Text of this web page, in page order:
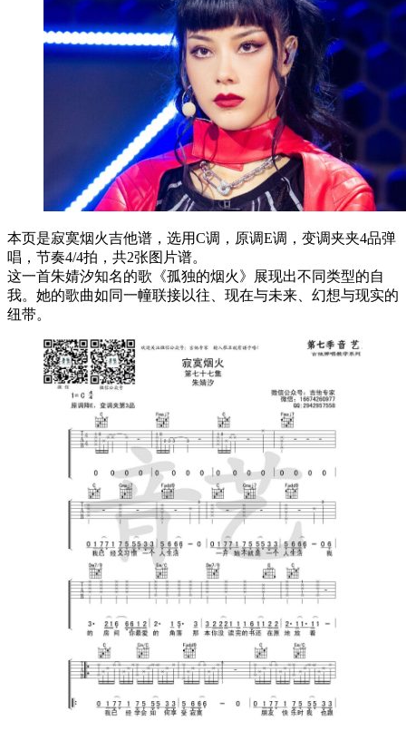
本页是寂寞烟火吉他谱，选用C调，原调E调，变调夹夹4品弹
唱，节奏4/4拍，共2张图片谱。
这一首朱婧汐知名的歌《孤独的烟火》展现出不同类型的自
我。她的歌曲如同一幢联接以往、现在与未来、幻想与现实的
纽带。